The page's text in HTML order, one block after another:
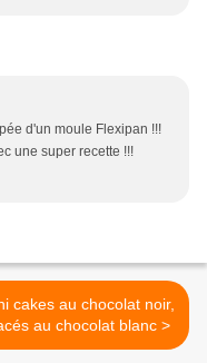
d'un moule Flexipan !!!
une super recette !!!
cakes au chocolat noir,
glacés au chocolat blanc >